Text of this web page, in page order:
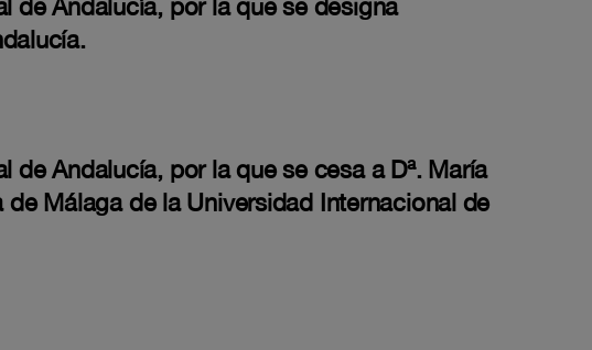
de Andalucía, por la que se designa
Andalucía, por la que se cesa a Dª. María
Málaga de la Universidad Internacional de